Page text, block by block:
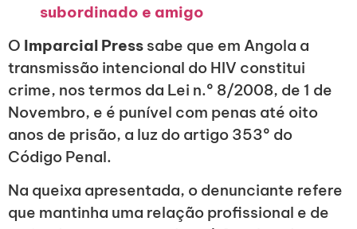
subordinado e amigo
O Imparcial Press sabe que em Angola a
transmissão intencional do HIV constitui
crime, nos termos da Lei n.º 8/2008, de 1 de
Novembro, e é punível com penas até oito
anos de prisão, a luz do artigo 353º do
Código Penal.
Na queixa apresentada, o denunciante refere
que mantinha uma relação profissional e de